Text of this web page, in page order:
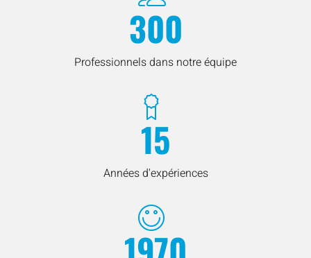
300
Professionnels dans notre équipe
15
Années d'expériences